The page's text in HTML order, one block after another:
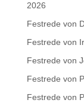
2026
Festrede von
Festrede von
Festrede von
Festrede von
Festrede von